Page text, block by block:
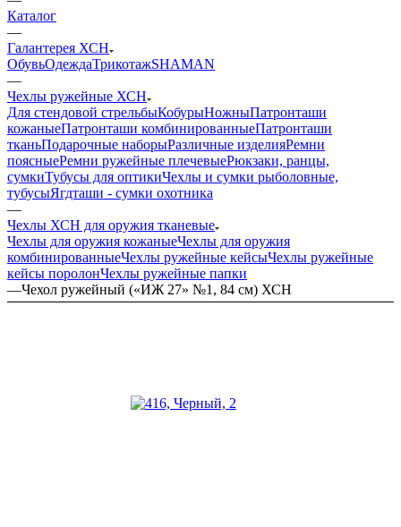
Каталог
—
Галантерея ХСН
ОбувьОдеждаТрикотажSHAMAN
—
Чехлы ружейные ХСН
Для стендовой стрельбыКобурыНожныПатронташи
кожаныеПатронташи комбинированныеПатронташи
тканьПодарочные наборыРазличные изделияРемни
поясныеРемни ружейные плечевыеРюкзаки, ранцы,
сумкиТубусы для оптикиЧехлы и сумки рыболовные,
тубусыЯгдташи - сумки охотника
—
Чехлы ХСН для оружия тканевые
Чехлы для оружия кожаныеЧехлы для оружия
комбинированныеЧехлы ружейные кейсыЧехлы ружейные
кейсы поролонЧехлы ружейные папки
—Чехол ружейный («ИЖ 27» №1, 84 см) ХСН